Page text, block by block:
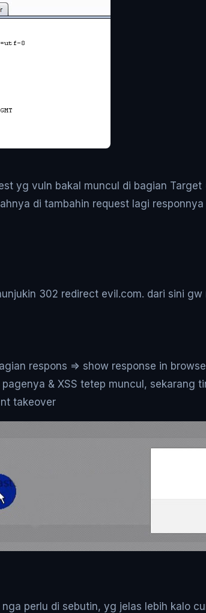
yg vuln bakal muncul di bagian Target
di tambahin request lagi
302 redirect evil.com. dari sini gw
respons => show response in
& XSS tetep muncul, sekarang
takeover
perlu di sebutin, yg jelas lebih kalo